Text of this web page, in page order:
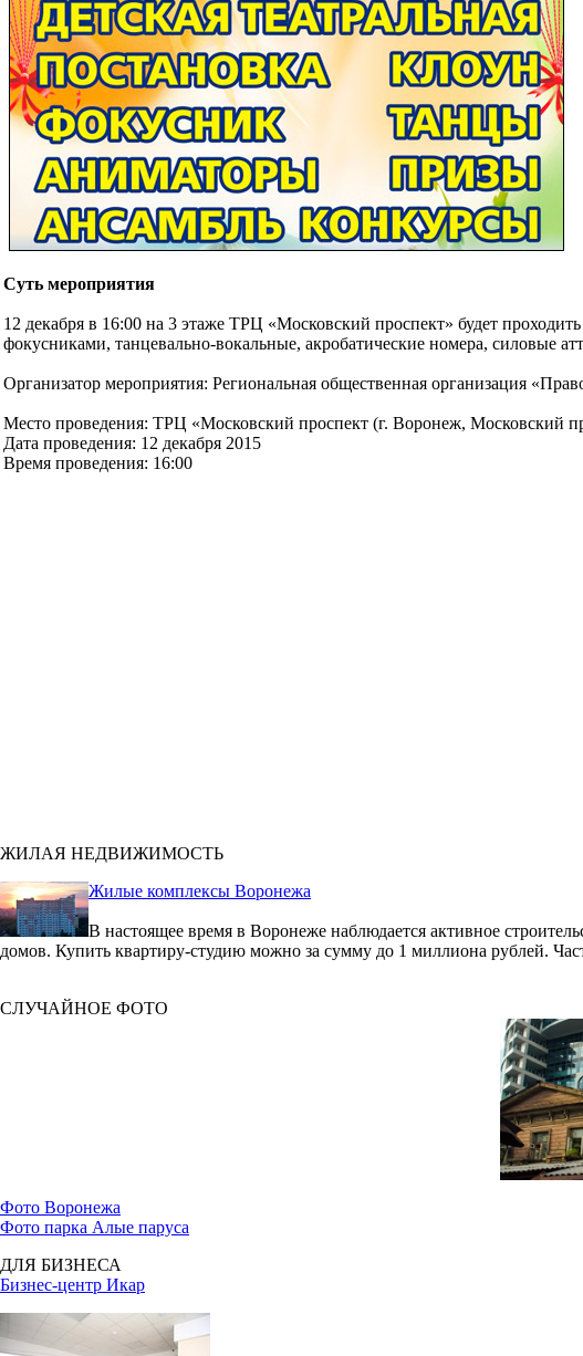
Суть мероприятия
12 декабря в 16:00 на 3 этаже ТРЦ «Московский проспект» будет
фокусниками, танцевально-вокальные, акробатические номера, силовые
Организатор мероприятия: Региональная общественная организация
Место проведения: ТРЦ «Московский проспект (г. Воронеж, Московский
Дата проведения: 12 декабря 2015
Время проведения: 16:00
ЖИЛАЯ НЕДВИЖИМОСТЬ
Жилые комплексы Воронежа
В настоящее время в Воронеже наблюдается активное
домов. Купить квартиру-студию можно за сумму до 1 миллиона рублей.
СЛУЧАЙНОЕ ФОТО
Фото Воронежа
Фото парка Алые паруса
ДЛЯ БИЗНЕСА
Бизнес-центр Икар